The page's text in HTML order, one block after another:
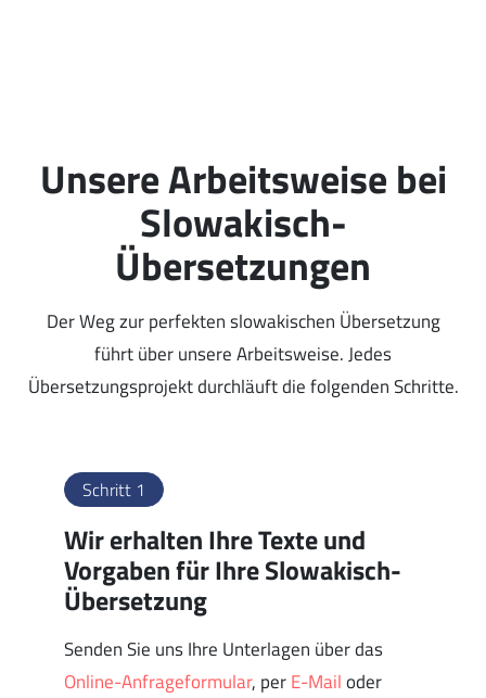
Unsere Arbeitsweise bei
Slowakisch-
Übersetzungen
Der Weg zur perfekten slowakischen Übersetzung
führt über unsere Arbeitsweise. Jedes
Übersetzungsprojekt durchläuft die folgenden Schritte.
Schritt 1
Wir erhalten Ihre Texte und
Vorgaben für Ihre Slowakisch-
Übersetzung
Senden Sie uns Ihre Unterlagen über das
Online-Anfrageformular, perE-Mailoder